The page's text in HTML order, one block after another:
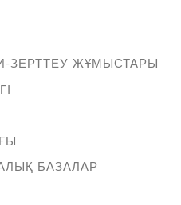
ЗЕРТТЕУ ЖҰМЫСТАРЫ
БАЗАЛАР